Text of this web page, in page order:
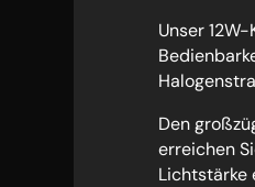
Unser
Den
erreichen
Lichtstärke